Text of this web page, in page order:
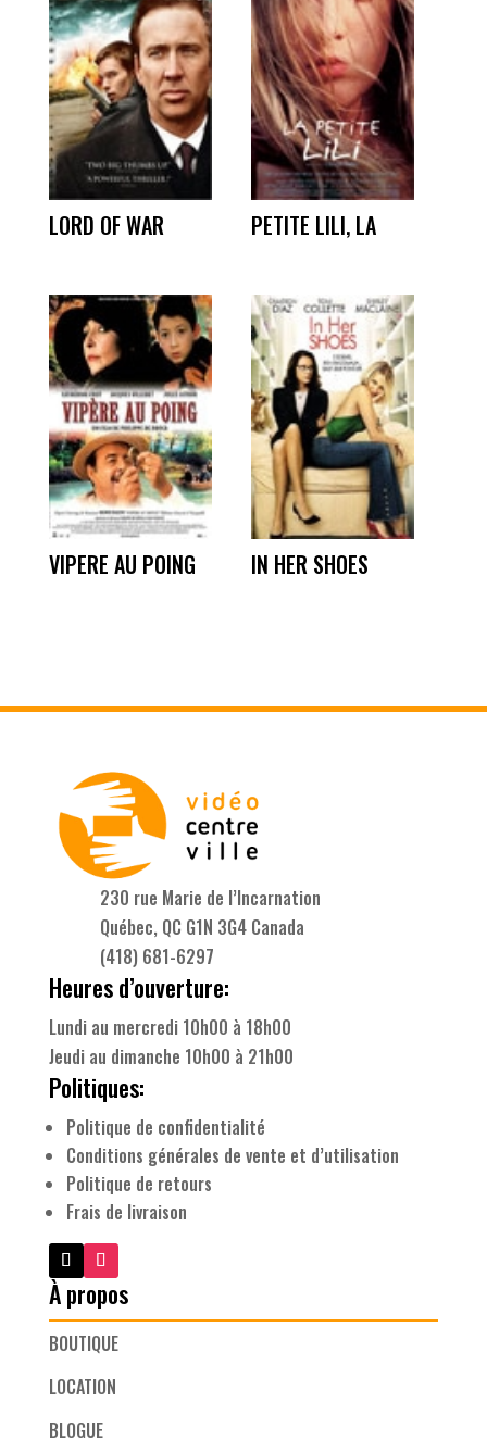
LORD OF WAR PETITE LILI, LA
VIPERE AU POING IN HER SHOES
230 rue Marie de l’Incarnation
Québec, QC G1N 3G4 Canada
(418) 681-6297
Heures d’ouverture:
Lundi au mercredi 10h00 à 18h00
Jeudi au dimanche 10h00 à 21h00
Politiques:
Politique de confidentialité
Conditions générales de vente et d’utilisation
Politique de retours
Frais de livraison
À propos
BOUTIQUE
LOCATION
BLOGUE